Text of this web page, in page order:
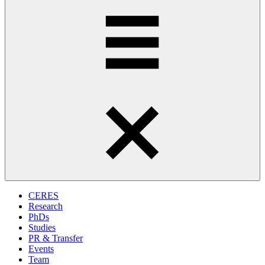
CERES
Research
PhDs
Studies
PR & Transfer
Events
Team